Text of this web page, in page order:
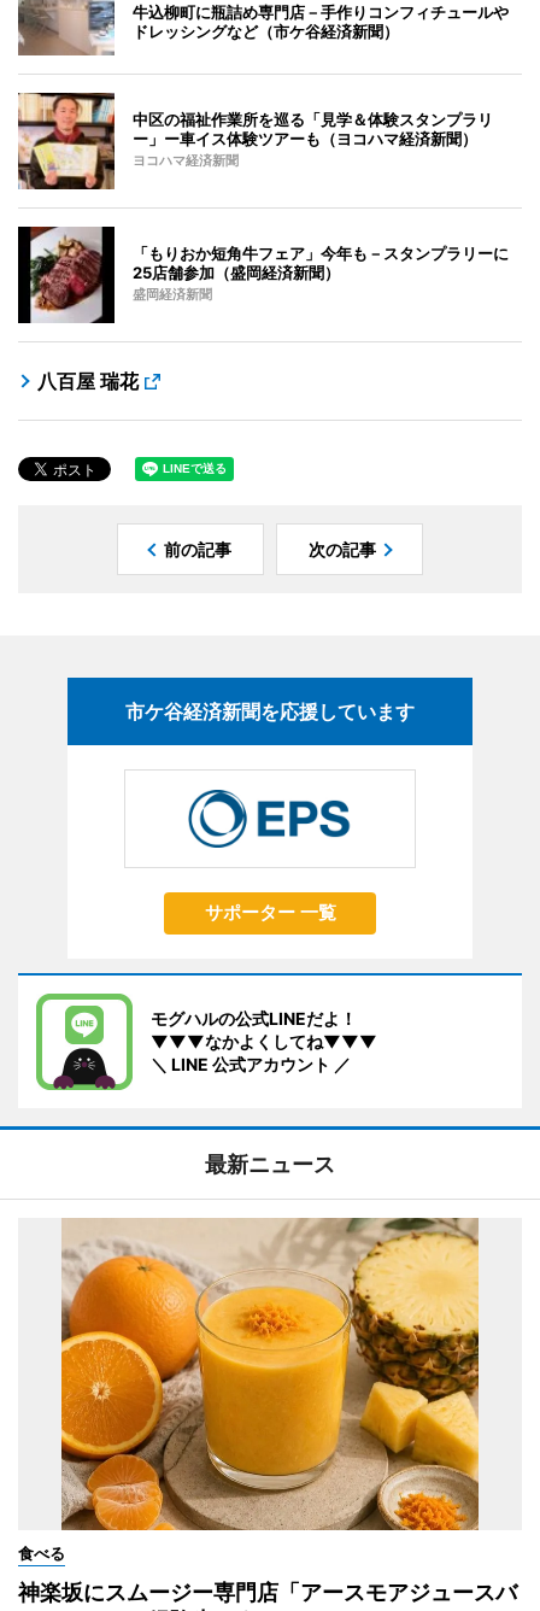
牛込柳町に瓶詰め専門店－手作りコンフィチュールや
ドレッシングなど（市ケ谷経済新聞）
中区の福祉作業所を巡る「見学＆体験スタンプラリ
ー」ー車イス体験ツアーも（ヨコハマ経済新聞）
ヨコハマ経済新聞
「もりおか短角牛フェア」今年も－スタンプラリーに
25店舗参加（盛岡経済新聞）
盛岡経済新聞
八百屋 瑞花
前の記事 次の記事
市ケ谷経済新聞を応援しています
サポーター 一覧
モグハルの公式LINEだよ！
▼▼▼なかよくしてね▼▼▼
＼ LINE 公式アカウント ／
最新ニュース
食べる
神楽坂にスムージー専門店「アースモアジュースバ